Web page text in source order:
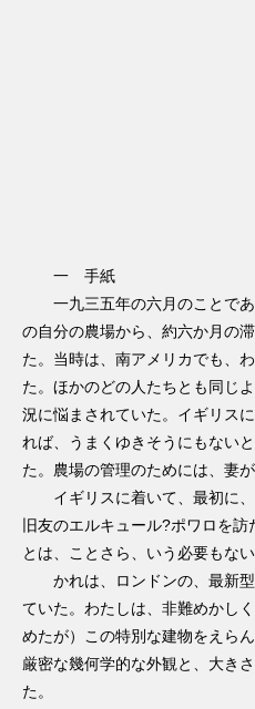
一 手紙
一九三五年の六月のことであ
の自分の農場から、約六か月の
た。当時は、南アメリカでも、
た。ほかのどの人たちとも同じ
況に悩まされていた。イギリス
れば、うまくゆきそうにもない
た。農場の管理のためには、妻
イギリスに着いて、最初に、
旧友のエルキュール?ポワロを
とは、ことさら、いう必要もない
かれは、ロンドンの、最新型
ていた。わたしは、非難めかし
めたが）この特別な建物をえら
厳密な幾何学的な外観と、大き
た。